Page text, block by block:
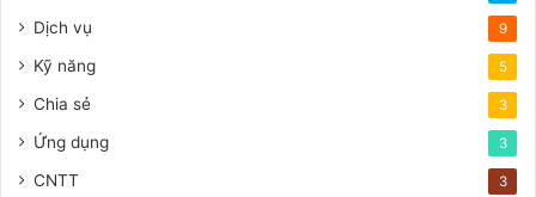
Dịch vụ 9
Kỹ năng 5
Chia sẻ 3
Ứng dụng 3
CNTT 3